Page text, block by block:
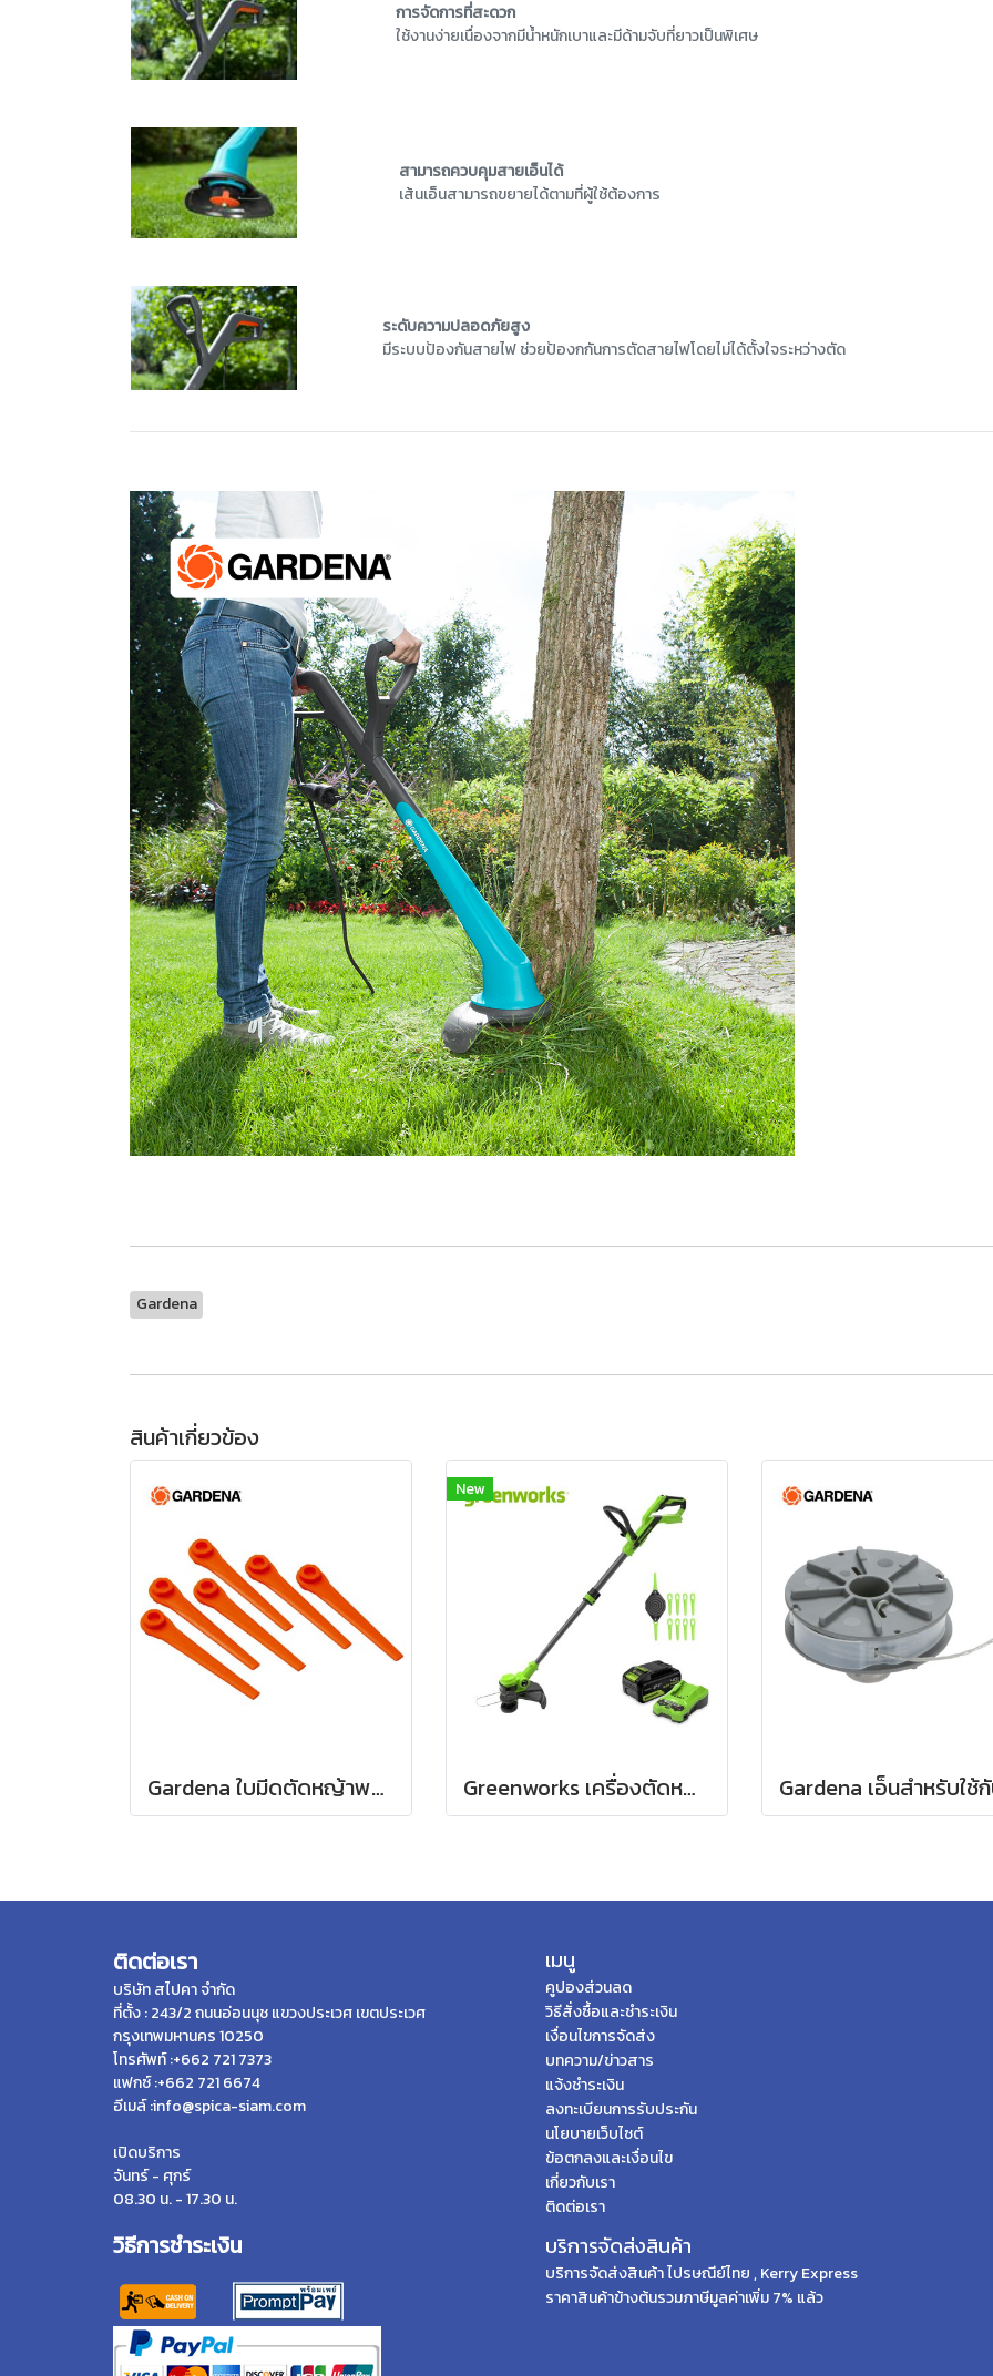
การจัดการที่สะดวก
ใช้งานง่ายเนื่องจากมีน้ำหนักเบาและมีด้ามจับที่ยาวเป็นพิเศษ
สามารถควบคุมสายเอ็นได้
เส้นเอ็นสามารถขยายได้ตามที่ผู้ใช้ต้องการ
ระดับความปลอดภัยสูง
มีระบบป้องกันสายไฟ ช่วยป้องกกันการตัดสายไฟโดยไม่ได้ตั้งใจระหว่างตัด
Gardena
สินค้าเกี่ยวข้อง
Gardena ใบมีดตัดหญ้าพลาสติก แบบเปลี่ยนสำหรับเครื่องตัดหญ้า (เซต 20 ชิ้น) (05368-20)
New
Greenworks เครื่องตัดหญ้าแบตเตอรี่ ขนาด 24V พร้อมแบตเตอรี่(4 แอมป์)และแท่นชาร์จเร็ว
ติดต่อเรา
บริษัท สไปคา จำกัด
ที่ตั้ง : 243/2 ถนนอ่อนนุช แขวงประเวศ เขตประเวศ
กรุงเทพมหานคร 10250
โทรศัพท์ :+662 721 7373
แฟกซ์ :+662 721 6674
อีเมล์ :info@spica-siam.com
เปิดบริการ
จันทร์ - ศุกร์
08.30 น. - 17.30 น.
วิธีการชำระเงิน
เมนู
คูปองส่วนลด
วิธีสั่งซื้อและชำระเงิน
เงื่อนไขการจัดส่ง
บทความ/ข่าวสาร
แจ้งชำระเงิน
ลงทะเบียนการรับประกัน
นโยบายเว็บไซต์
ข้อตกลงและเงื่อนไข
เกี่ยวกับเรา
ติดต่อเรา
บริการจัดส่งสินค้า
บริการจัดส่งสินค้า ไปรษณีย์ไทย , Kerry Express
ราคาสินค้าข้างต้นรวมภาษีมูลค่าเพิ่ม 7% แล้ว